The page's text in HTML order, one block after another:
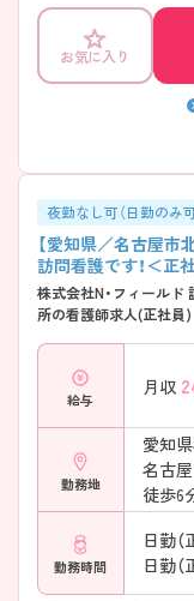
お気に入り
夜勤なし可（日勤のみ可
【愛知県／名古屋
訪問看護です！＜正
株式会社N・フィール
所の看護師求人(正社員)
給与
月収
勤務地
愛知
名古
徒歩6
勤務時間
日勤（